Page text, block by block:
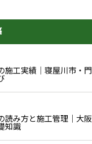
施工実績｜寝屋川市・門
読み方と施工管理｜大阪
知識